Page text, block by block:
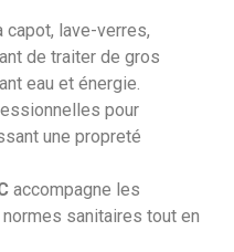
lave-verres,
de traiter de gros
eau et énergie.
pour
une propreté
accompagne les
sanitaires tout en